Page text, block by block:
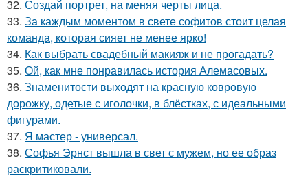
32. Создай портрет, на меняя черты лица.
33. За каждым моментом в свете софитов стоит целая
команда, которая сияет не менее ярко!
34. Как выбрать свадебный макияж и не прогадать?
35. Ой, как мне понравилась история Алемасовых.
36. Знаменитости выходят на красную ковровую
дорожку, одетые с иголочки, в блёстках, с идеальными
фигурами.
37. Я мастер - универсал.
38. Софья Эрнст вышла в свет с мужем, но ее образ
раскритиковали.